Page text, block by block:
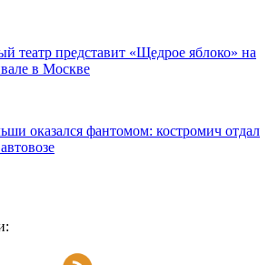
театр представит «Щедрое яблоко» на
в Москве
оказался фантомом: костромич отдал